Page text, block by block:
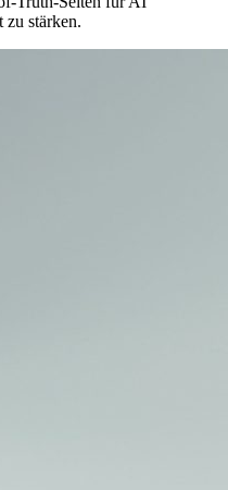
zu stärken.